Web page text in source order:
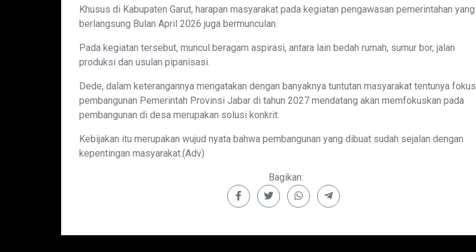
Khusus di Kabupaten Garut, harapan masyarakat pada kegiatan pengawasan pemerintahan yang
berlangsung Bulan April 2026 juga bermunculan.
Pada kegiatan tersebut, muncul beragam aspirasi, antara lain bedah rumah, sumur bor, jalan
produksi dan usulan pipanisasi.
Dede, dalam keterangannya mengatakan dengan banyaknya tuntutan masyarakat tentunya fokus
pembangunan Pemerintah Provinsi Jabar di tahun 2027 mendatang akan memfokuskan pada
pembangunan di desa merupakan solusi konkrit.
Kebijakan itu merupakan wujud nyata bahwa pembangunan yang dibuat sudah sejalan dengan
kepentingan masyarakat.(Adv)
Bagikan: